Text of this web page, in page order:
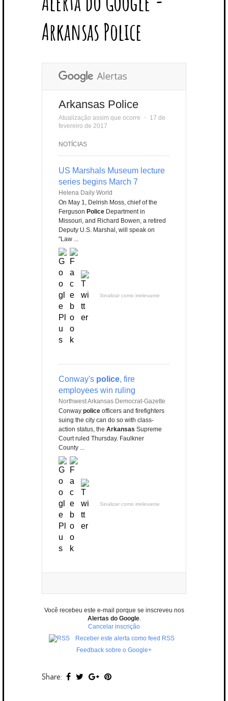
E
R
B
O
O
K
L
E
P
L
U
E
R
S
E
D
I
N
A
G
R
A
M
U
B
U
Arkansas Police
Arkansas Police
Atualização assim que ocorre ⋅
17 de
fevereiro de 2017
NOTÍCIAS
US Marshals Museum lecture
series begins March 7
Helena Daily World
On May 1, Delrish Moss, chief of the
Ferguson Police Department in
Missouri, and Richard Bowen, a retired
Deputy U.S. Marshal, will speak on
"Law ...
Sinalizar como irrelevante
Conway's police, fire
employees win ruling
Northwest Arkansas Democrat-Gazette
Conway police officers and firefighters
suing the city can do so with class-
action status, the Arkansas Supreme
Court ruled Thursday. Faulkner
County ...
Sinalizar como irrelevante
Você recebeu este e-mail porque se inscreveu nos
Alertas do Google.
Cancelar inscrição
Receber este alerta como feed RSS
Feedback sobre o Google+
Share: